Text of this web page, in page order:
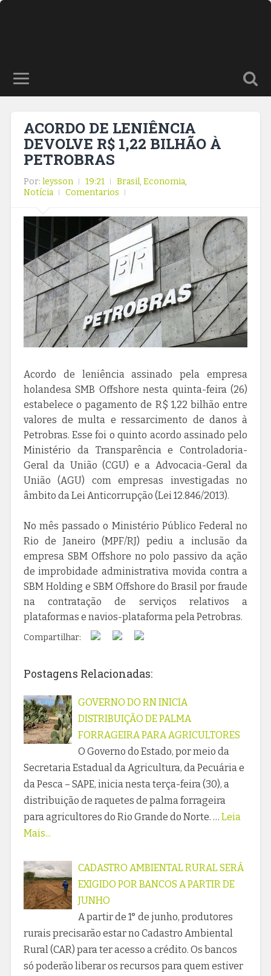
ACORDO DE LENIÊNCIA
DEVOLVE R$ 1,22 BILHÃO À
PETROBRAS
Por: leysson 19:21 Brasil, Economia,
Notícia
Comentarios
Acordo de leniência assinado pela empresa
holandesa SMB Offshore nesta quinta-feira (26)
estabelece o pagamento de R$ 1,22 bilhão entre
valores de multa e ressarcimento de danos à
Petrobras. Esse foi o quinto acordo assinado pelo
Ministério da Transparência e Controladoria-
Geral da União (CGU) e a Advocacia-Geral da
União (AGU) com empresas investigadas no
âmbito da Lei Anticorrupção (Lei 12.846/2013).
No mês passado o Ministério Público Federal no
Rio de Janeiro (MPF/RJ) pediu a inclusão da
empresa SBM Offshore no polo passivo da ação
de improbidade administrativa movida contra a
SBM Holding e SBM Offshore do Brasil por fraude
na contratação de serviços relativos a
plataformas e navios-plataforma pela Petrobras.
Compartilhar:
Postagens Relacionadas:
GOVERNO DO RN INICIA
DISTRIBUIÇÃO DE PALMA
FORRAGEIRA PARA AGRICULTORES
O Governo do Estado, por meio da
Secretaria Estadual da Agricultura, da Pecuária e
da Pesca – SAPE, inicia nesta terça-feira (30), a
distribuição de raquetes de palma forrageira
para agricultores do Rio Grande do Norte. … Leia
Mais...
CADASTRO AMBIENTAL RURAL SERÁ
EXIGIDO POR BANCOS A PARTIR DE
JUNHO
A partir de 1° de junho, produtores
rurais precisarão estar no Cadastro Ambiental
Rural (CAR) para ter acesso a crédito. Os bancos
só poderão liberar os recursos para quem estiver